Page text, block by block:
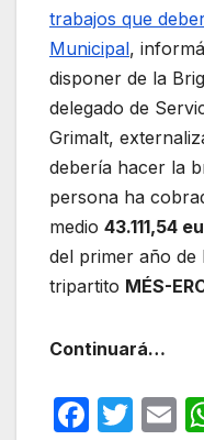
trabajos que
Municipal,
disponer de la
delegado de
Grimalt,
debería hacer la
persona ha
medio 43.111,54
del primer año de
tripartito MÉS-
Continuará…
F
T
E